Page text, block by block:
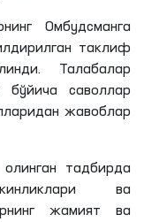
Омбудсманга
таклиф
Талабалар
бўйича саволлар
жавоблар
тадбирда
ва
жамият ва